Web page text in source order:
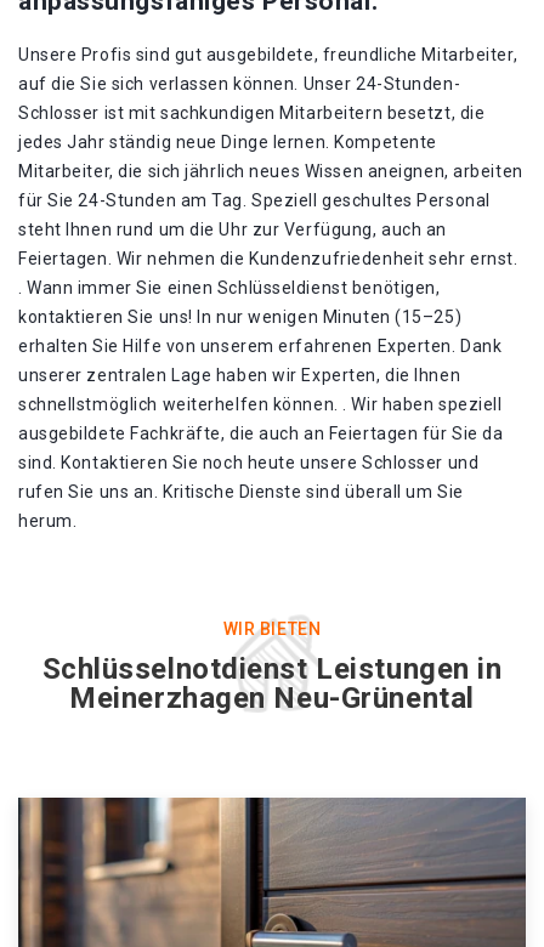
Unsere Profis sind gut ausgebildete, freundliche Mitarbeiter,
auf die Sie sich verlassen können. Unser 24-Stunden-
Schlosser ist mit sachkundigen Mitarbeitern besetzt, die
jedes Jahr ständig neue Dinge lernen. Kompetente
Mitarbeiter, die sich jährlich neues Wissen aneignen, arbeiten
für Sie 24-Stunden am Tag. Speziell geschultes Personal
steht Ihnen rund um die Uhr zur Verfügung, auch an
Feiertagen. Wir nehmen die Kundenzufriedenheit sehr ernst.
. Wann immer Sie einen Schlüsseldienst benötigen,
kontaktieren Sie uns! In nur wenigen Minuten (15–25)
erhalten Sie Hilfe von unserem erfahrenen Experten. Dank
unserer zentralen Lage haben wir Experten, die Ihnen
schnellstmöglich weiterhelfen können. . Wir haben speziell
ausgebildete Fachkräfte, die auch an Feiertagen für Sie da
sind. Kontaktieren Sie noch heute unsere Schlosser und
rufen Sie uns an. Kritische Dienste sind überall um Sie
herum.
WIR BIETEN
Schlüsselnotdienst Leistungen in
Meinerzhagen Neu-Grünental